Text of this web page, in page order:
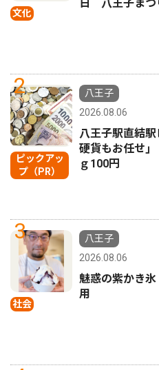
文化
日 八王子まつ
2
ピックアッ
プ（PR）
八王子
2026.08.06
八王子駅直結
硬貨もお任せ｣
ｇ100円
3
社会
八王子
2026.08.06
魅惑の紫かき
用